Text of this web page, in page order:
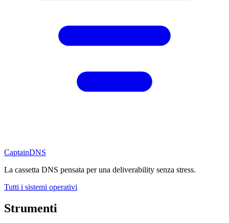
CaptainDNS
La cassetta DNS pensata per una deliverability senza stress.
Tutti i sistemi operativi
Strumenti